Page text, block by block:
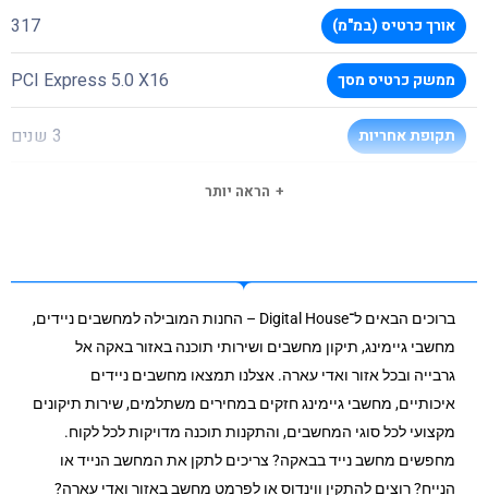
אורך כרטיס (במ"מ) 317
ממשק כרטיס מסך PCI Express 5.0 X16
תקופת אחריות 3 שנים
הראה יותר
ברוכים הבאים ל־Digital House – החנות המובילה למחשבים ניידים,
מחשבי גיימינג, תיקון מחשבים ושירותי תוכנה באזור באקה אל
גרבייה ובכל אזור ואדי עארה. אצלנו תמצאו מחשבים ניידים
איכותיים, מחשבי גיימינג חזקים במחירים משתלמים, שירות תיקונים
מקצועי לכל סוגי המחשבים, והתקנות תוכנה מדויקות לכל לקוח.
מחפשים מחשב נייד בבאקה? צריכים לתקן את המחשב הנייד או
הנייח? רוצים להתקין ווינדוס או לפרמט מחשב באזור ואדי עארה?